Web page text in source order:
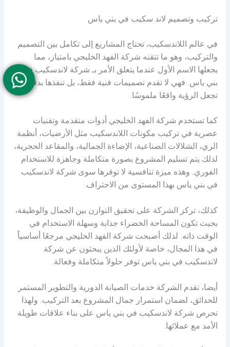
تركيب وتصميم لاند سكيب في بني ياس
في عالم اللاندسكيب، تحتاج المشاريع إلى تكامل بين التصميم
والتركيب، وهو ما تتقنه شركة الفهد الخليجي بامتياز، مما
يجعلها الاسم الأول عندما يتعلق الأمر بـ شركة لاندسكيب في
بني ياس. فهي لا تقدم تصميمات فنية فقط، بل تنفذها بدقة
تجعل الرؤية واقعًا ملموسًا.
كما تستخدم شركة الفهد الخليجي أدوات متقدمة وتقنيات
عصرية في تركيب مكونات اللاندسكيب مثل الأرضيات، أنظمة
الري، الشلالات الصناعية، الإضاءة الجمالية، والمقاعد الحجرية،
لذلك يتم تسليم المشروع بصورة متكاملة وجاهزة للاستخدام
الفوري. وهذه ميزة تنافسية لا توفرها سوى شركة لاندسكيب
في بني ياس بهذا المستوى من الاحتراف.
كذلك، تركز الشركة على تحقيق التوازن بين الجمال والوظيفة،
بحيث تكون المساحة الخضراء جذابة وسهلة الاستخدام في
الوقت ذاته. لذلك أصبحت شركة الفهد الخليجي مرجعًا أساسياً
في هذا المجال، خاصة لأولئك الذين يبحثون عن شركة
لاندسكيب في بني ياس توفر حلولاً متكاملة وفعالة.
أيضا، تقدم الشركة خدمات الصيانة الدورية والتطوير المستمر
للحدائق، لضمان استمرار جمال المشروع بعد التركيب. ولهذا
تحرص شركة لاندسكيب في بني ياس على بناء علاقات طويلة
الأمد مع عملائها.